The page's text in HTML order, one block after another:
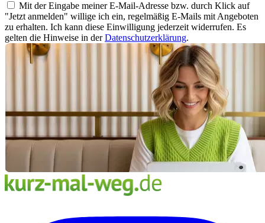
Mit der Eingabe meiner E-Mail-Adresse bzw. durch Klick auf
"Jetzt anmelden" willige ich ein, regelmäßig E-Mails mit Angeboten
zu erhalten. Ich kann diese Einwilligung jederzeit widerrufen. Es
gelten die Hinweise in derDatenschutzerklärung.